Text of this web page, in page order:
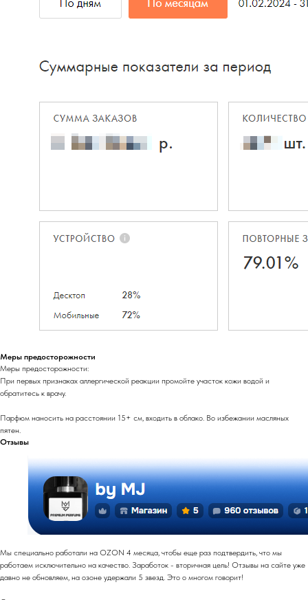
Меры предосторожности
Меры предосторожности:
При первых признаках аллергической реакции промойте участок кожи водой и
обратитесь к врачу.
Парфюм наносить на расстоянии 15+ см, входить в облако. Во избежании масляных
пятен.
Отзывы
Мы специально работали на OZON 4 месяца, чтобы еще раз подтвердить, что мы
работаем исключительно на качество. Заработок - вторичная цель! Отзывы на сайте уже
давно не обновляем, на озоне удержали 5 звезд. Это о многом говорит!